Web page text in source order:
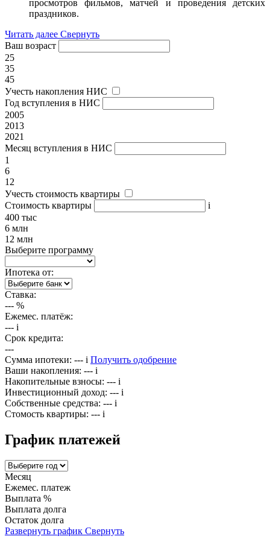
просмотров фильмов, матчей и проведения детских
праздников.
Читать далее Свернуть
Ваш возраст
25
35
45
Учесть накопления НИС
Год вступления в НИС
2005
2013
2021
Месяц вступления в НИС
1
6
12
Учесть стоимость квартиры
Стоимость квартиры
i
400 тыс
6 млн
12 млн
Выберите программу
Ипотека от:
Ставка:
--- %
Ежемес. платёж:
--- i
Срок кредита:
---
Сумма ипотеки: --- i Получить одобрение
Ваши накопления: --- i
Накопительные взносы: --- i
Инвестиционный доход: --- i
Собственные средства: --- i
Стомость квартиры: --- i
График платежей
Месяц
Ежемес. платеж
Выплата %
Выплата долга
Остаток долга
Развернуть график Свернуть